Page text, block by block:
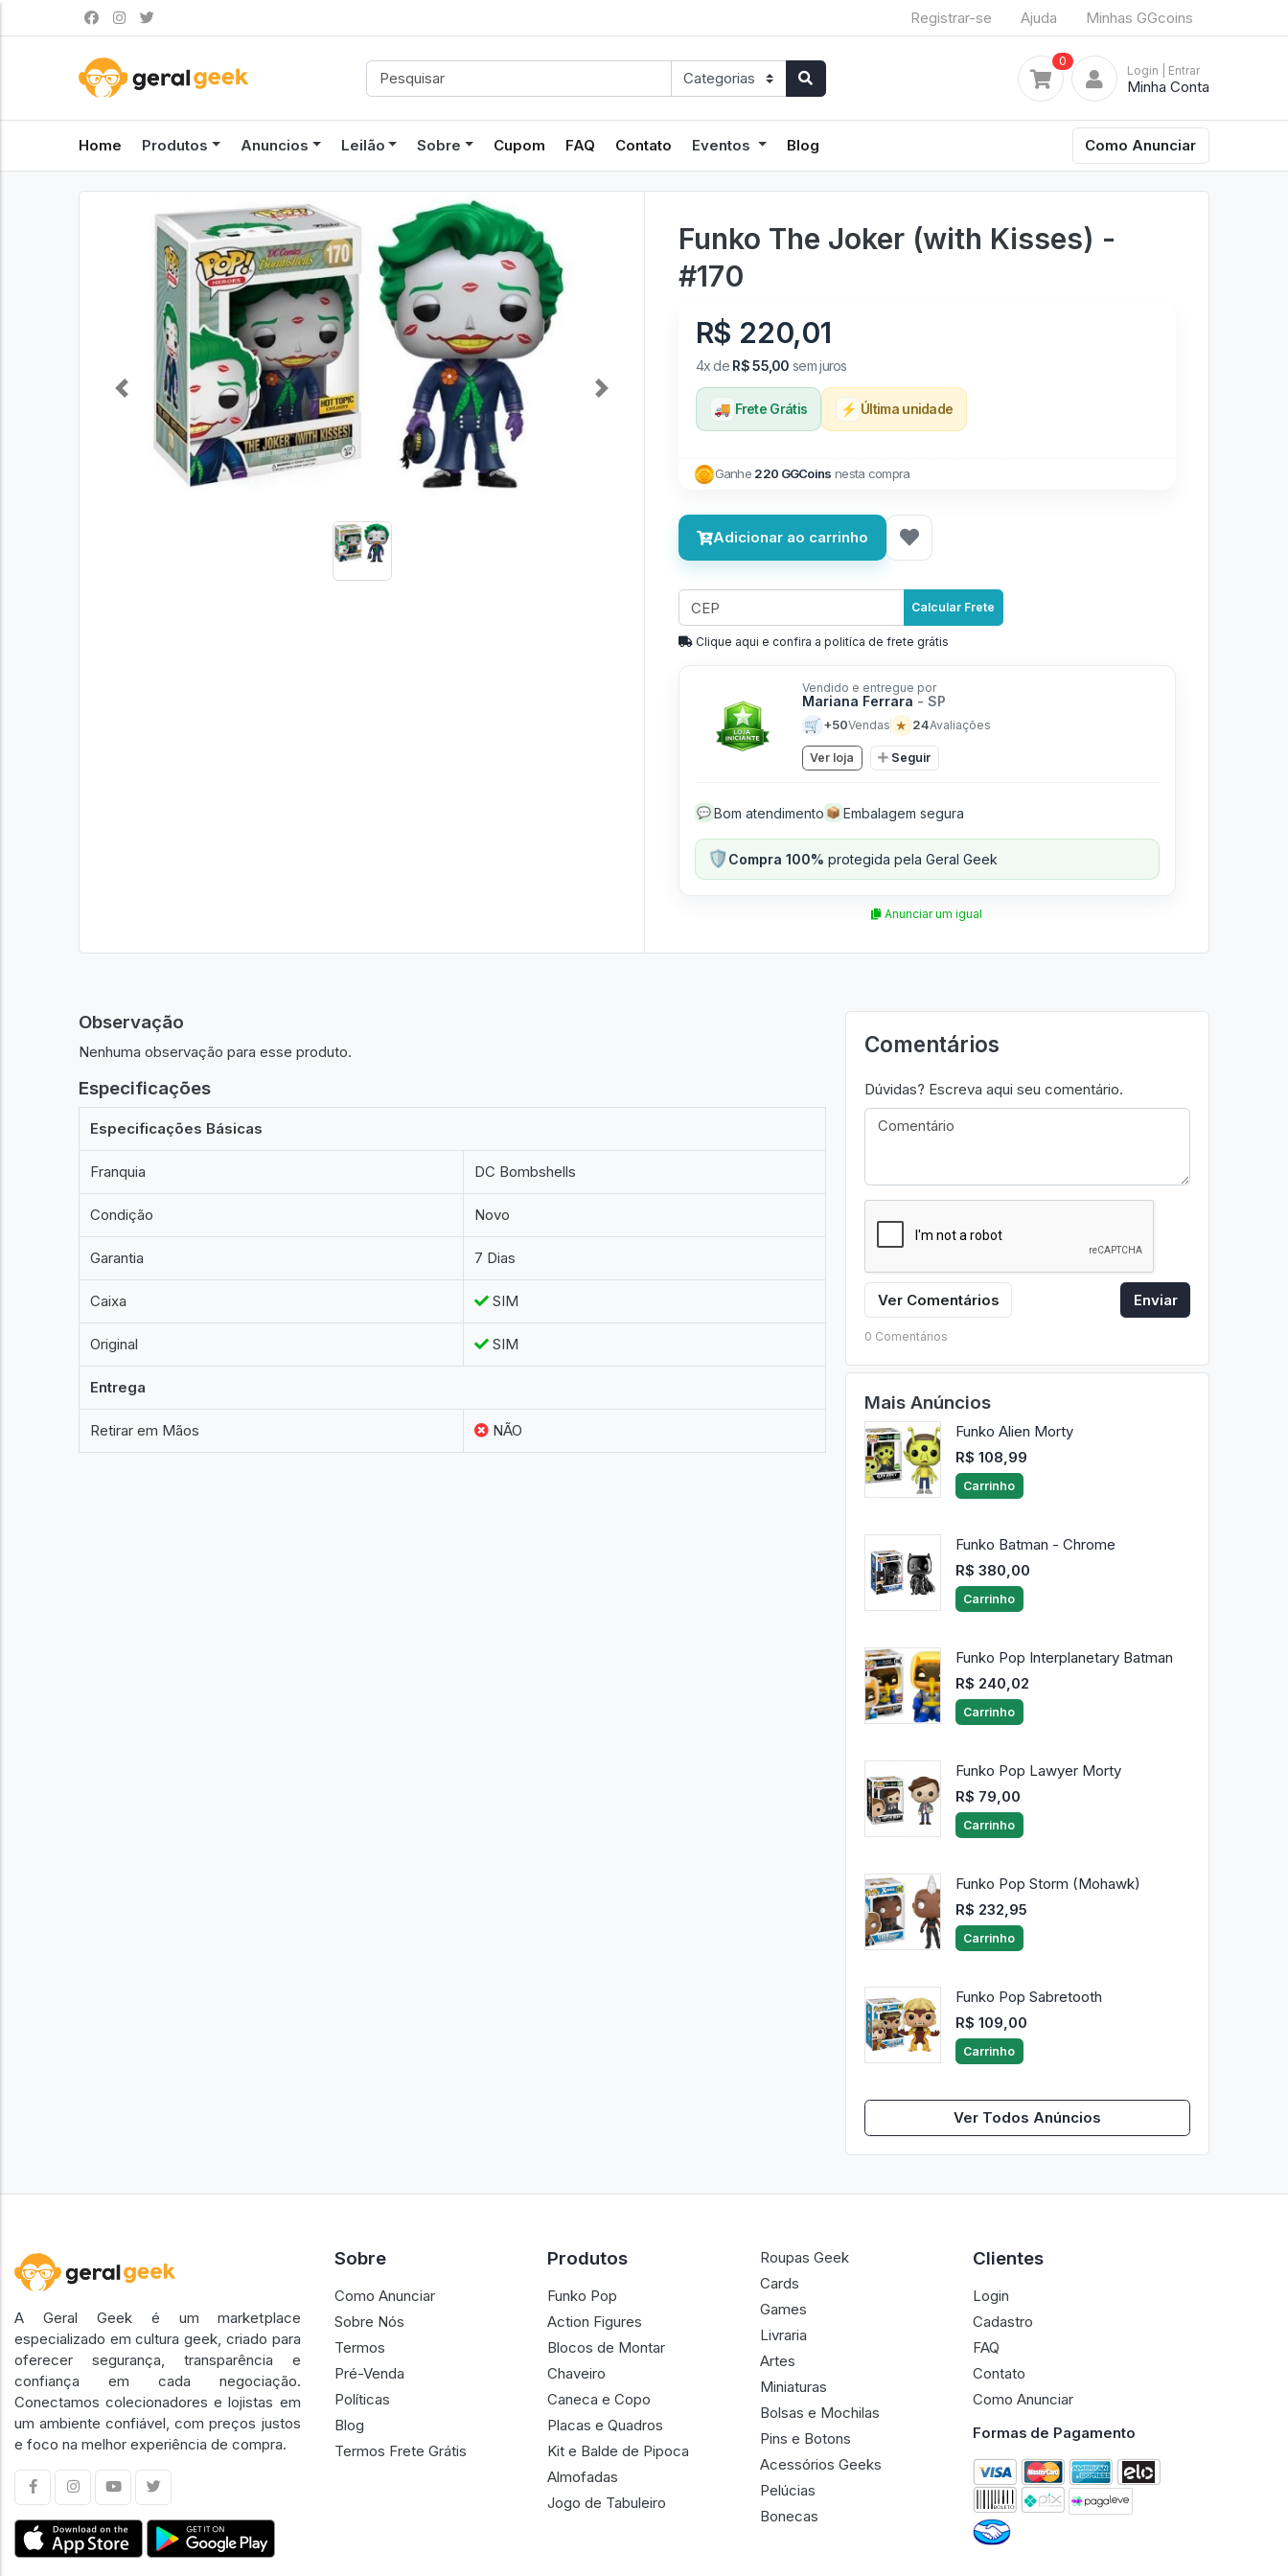
Registrar-se Ajuda Minhas GGcoins
0
Login | Entrar
Minha Conta
Home Produtos Anuncios Leilão Sobre Cupom FAQ Contato Eventos Blog Como Anunciar
Previous Next
Funko The Joker (with Kisses) -
#170
R$ 220,01
4x de R$ 55,00 sem juros
🚚 Frete Grátis ⚡ Última unidade
Ganhe 220 GGCoins nesta compra
Adicionar ao carrinho
Calcular Frete
Clique aqui e confira a politíca de frete grátis
Vendido e entregue por
Mariana Ferrara - SP
🛒 +50Vendas ★ 24Avaliações
Ver loja Seguir
💬 Bom atendimento 📦 Embalagem segura
🛡️Compra 100% protegida pela Geral Geek
Anunciar um igual
Observação
Nenhuma observação para esse produto.
Especificações
Especificações Básicas
Franquia DC Bombshells
Condição Novo
Garantia 7 Dias
Caixa SIM
Original SIM
Entrega
Retirar em Mãos NÃO
Comentários
Dúvidas? Escreva aqui seu comentário.
Ver Comentários Enviar
0 Comentários
Mais Anúncios
Funko Alien Morty
R$ 108,99
Carrinho
Funko Batman - Chrome
R$ 380,00
Carrinho
Funko Pop Interplanetary Batman
R$ 240,02
Carrinho
Funko Pop Lawyer Morty
R$ 79,00
Carrinho
Funko Pop Storm (Mohawk)
R$ 232,95
Carrinho
Funko Pop Sabretooth
R$ 109,00
Carrinho
Ver Todos Anúncios
A Geral Geek é um marketplace
especializado em cultura geek, criado para
oferecer segurança, transparência e
confiança em cada negociação.
Conectamos colecionadores e lojistas em
um ambiente confiável, com preços justos
e foco na melhor experiência de compra.
Sobre
Como Anunciar
Sobre Nós
Termos
Pré-Venda
Políticas
Blog
Termos Frete Grátis
Produtos
Funko Pop
Action Figures
Blocos de Montar
Chaveiro
Caneca e Copo
Placas e Quadros
Kit e Balde de Pipoca
Almofadas
Jogo de Tabuleiro
Roupas Geek
Cards
Games
Livraria
Artes
Miniaturas
Bolsas e Mochilas
Pins e Botons
Acessórios Geeks
Pelúcias
Bonecas
Clientes
Login
Cadastro
FAQ
Contato
Como Anunciar
Formas de Pagamento